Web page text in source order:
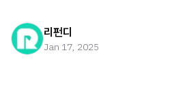
리펀디
Jan 17, 2025